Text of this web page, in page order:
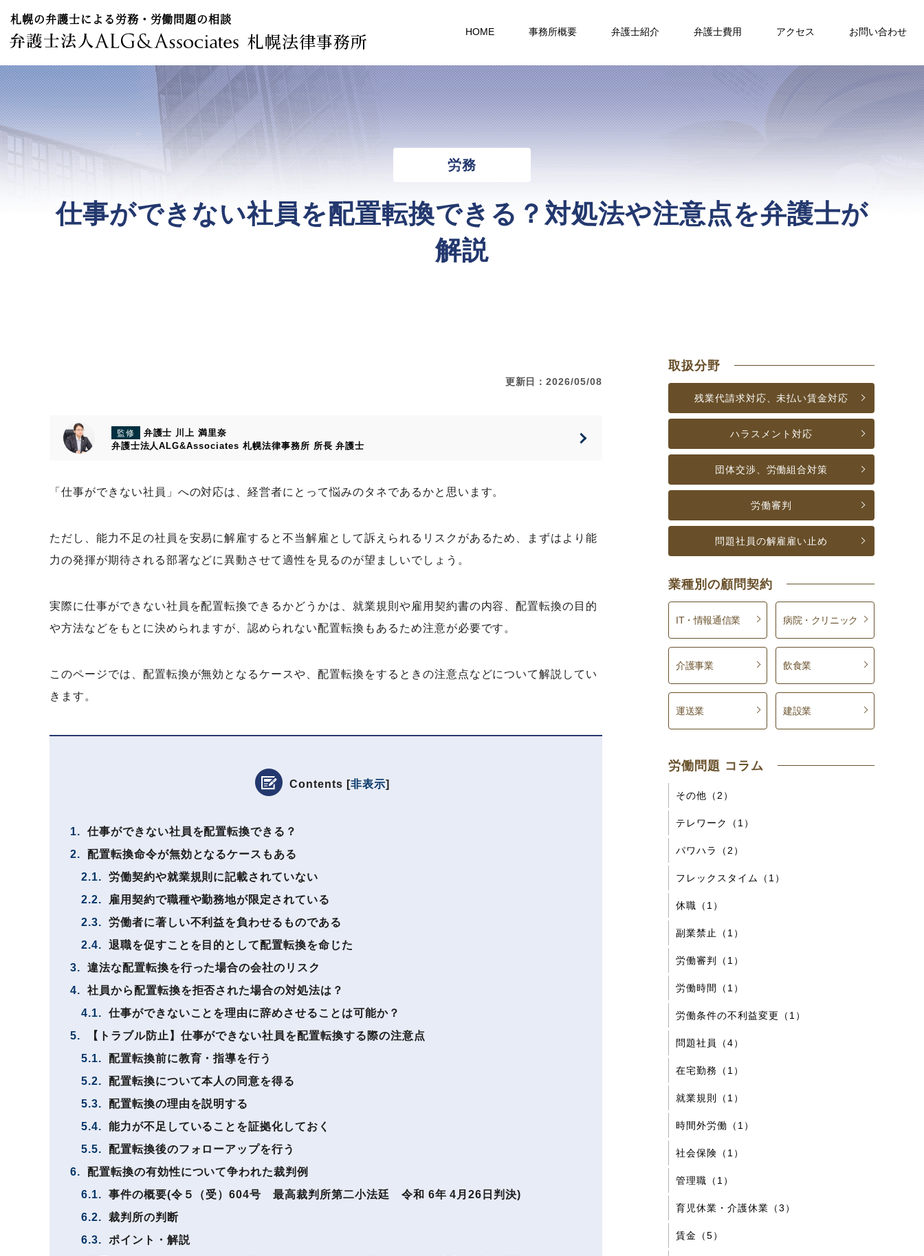
札幌の弁護士による労務・労働問題の相談
札幌法律事務所 HOME 事務所概要 弁護士紹介 弁護士費用 アクセス お問い合わせ
労務
仕事ができない社員を配置転換できる？対処法や注意点を弁護士が
解説
更新日：2026/05/08
監修
弁護士 川上 満里奈
弁護士法人ALG&Associates 札幌法律事務所 所長 弁護士
「仕事ができない社員」への対応は、経営者にとって悩みのタネであるかと思います。
ただし、能力不足の社員を安易に解雇すると不当解雇として訴えられるリスクがあるため、まずはより能
力の発揮が期待される部署などに異動させて適性を見るのが望ましいでしょう。
実際に仕事ができない社員を配置転換できるかどうかは、就業規則や雇用契約書の内容、配置転換の目的
や方法などをもとに決められますが、認められない配置転換もあるため注意が必要です。
このページでは、配置転換が無効となるケースや、配置転換をするときの注意点などについて解説してい
きます。
Contents [非表示]
1.
仕事ができない社員を配置転換できる？
2.
配置転換命令が無効となるケースもある
2.1.
労働契約や就業規則に記載されていない
2.2.
雇用契約で職種や勤務地が限定されている
2.3.
労働者に著しい不利益を負わせるものである
2.4.
退職を促すことを目的として配置転換を命じた
3.
違法な配置転換を行った場合の会社のリスク
4.
社員から配置転換を拒否された場合の対処法は？
4.1.
仕事ができないことを理由に辞めさせることは可能か？
5.
【トラブル防止】仕事ができない社員を配置転換する際の注意点
5.1.
配置転換前に教育・指導を行う
5.2.
配置転換について本人の同意を得る
5.3.
配置転換の理由を説明する
5.4.
能力が不足していることを証拠化しておく
5.5.
配置転換後のフォローアップを行う
6.
配置転換の有効性について争われた裁判例
6.1.
事件の概要(令５（受）604号 最高裁判所第二小法廷 令和 6年 4月26日判決)
6.2.
裁判所の判断
6.3.
ポイント・解説
取扱分野
残業代請求対応、未払い賃金対応
ハラスメント対応
団体交渉、 労働組合対策
労働審判
問題社員の解雇 雇い止め
業種別の顧問契約
IT・情報通信業 病院・クリニック
介護事業 飲食業
運送業 建設業
労働問題 コラム
その他（2）
テレワーク（1）
パワハラ（2）
フレックスタイム（1）
休職（1）
副業禁止（1）
労働審判（1）
労働時間（1）
労働条件の不利益変更（1）
問題社員（4）
在宅勤務（1）
就業規則（1）
時間外労働（1）
社会保険（1）
管理職（1）
育児休業・介護休業（3）
賃金（5）